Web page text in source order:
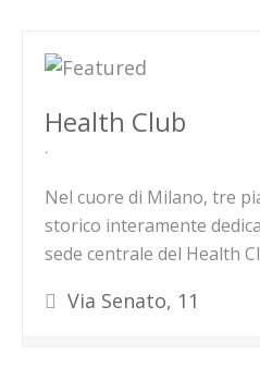
Health Club
Nel cuore di Milano, tre
storico interamente
sede centrale del Health
Via Senato, 11